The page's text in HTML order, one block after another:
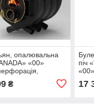
опалювальна
«00»
₴
піч
17